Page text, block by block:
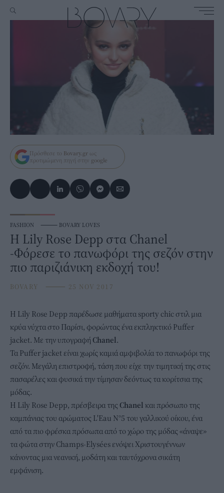
Πρόσθεσε το Bovary.gr ως
προτιμώμενη πηγή στην google
FASHION ⸻ BOVARY LOVES
Η Lily Rose Depp στα Chanel
-Φόρεσε το πανωφόρι της σεζόν στην
πιο παριζιάνικη εκδοχή του!
BOVARY ⸻ 25 NOV 2017
Η Lily Rose Depp παρέδωσε μαθήματα sporty chic στιλ μια
κρύα νύχτα στο Παρίσι, φορώντας ένα εκπληκτικό Puffer
jacket. Με την υπογραφή Chanel.
Τα Puffer jacket είναι χωρίς καμιά αμφιβολία το πανωφόρι της
σεζόν. Μεγάλη επιστροφή, τάση που είχε την τιμητική της στις
πασαρέλες και φυσικά την τίμησαν δεόντως τα κορίτσια της
μόδας.
Η Lily Rose Depp, πρέσβειρα της Chanel και πρόσωπο της
καμπάνιας του αρώματος L'Eau N°5 του γαλλικού οίκου, ένα
από τα πιο φρέσκα πρόσωπα από το χώρο της μόδας «άναψε»
τα φώτα στην Champs-Elysées ενόψει Χριστουγέννων
κάνοντας μια νεανική, μοδάτη και ταυτόχρονα σικάτη
εμφάνιση.